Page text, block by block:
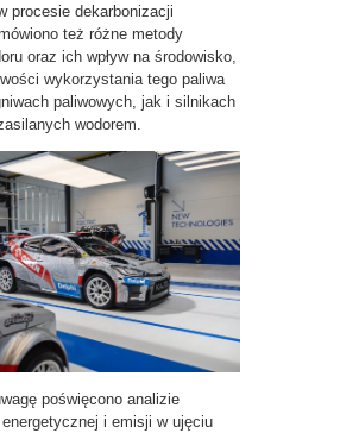
procesie dekarbonizacji
też różne metody
oraz ich wpływ na środowisko,
wykorzystania tego paliwa
paliwowych, jak i silnikach
wodorem.
poświęcono analizie
i emisji w ujęciu